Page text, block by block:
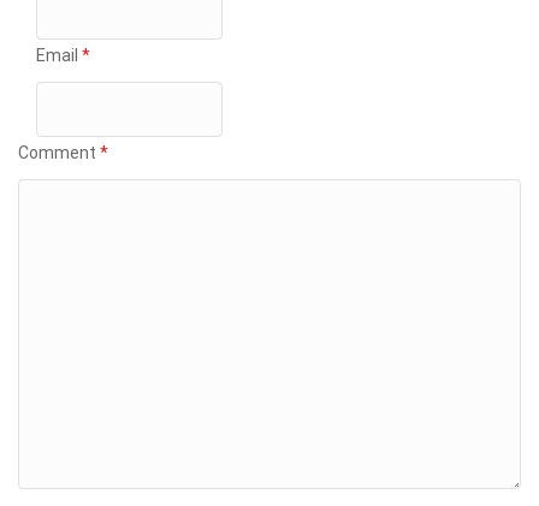
Email *
Comment *